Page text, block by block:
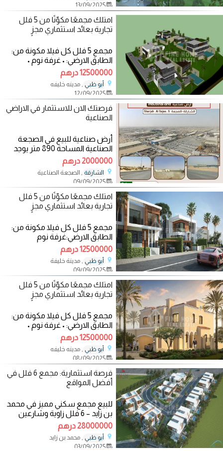
13/09/2025
امتلك مجمعًا مكوّنًا من 5 فلل
تجارية بعائد استثماري مجزٍ
مجمع 5 فلل كل فيلا مكونة من:
الطابق الارضي: • غرفة نوم •
مجلسين • صالة طعام • صالة
12500000 درهم
أبو ظبي , مدينه خليفه
12/09/2025
فرصتك الان للاستثمار في الاراضي
الصناعية
أرض صناعية للبيع في الصجعة
الصناعية المساحة 890 متر يوجد
بها غرفتين وحمام ومطبخ
وانترلوك كامل
2000000 درهم
الشارقة , الصجعة الصناعية
09/09/2025
امتلك مجمعًا مكوّنًا من 5 فلل
تجارية بعائد استثماري مجزٍ
مجمع 5 فلل كل فيلا مكونة من:
الطابق الارضي:غرفة نوم
•مجلسين•صالة طعام •صالة
جلوس •مطبخ •حمامين
12500000 درهم
أبو ظبي , مدينة خليفة
09/09/2025
امتلك مجمعًا مكوّنًا من 5 فلل
تجارية بعائد استثماري مجزٍ
مجمع 5 فلل كل فيلا مكونة من:
الطابق الارضي: • غرفة نوم •
مجلسين • صالة طعام • صالة
12500000 درهم
أبو ظبي , مدينه خليفه
08/09/2025
فرصة استثمارية: مجمع 6 فلل في
أفضل المواقع
للبيع مجمع سكني مميز في محمد
بن زايد – 6 فلل زاوية وشارعين
المرجع: CD820032
28000000 درهم
أبو ظبي , محمد بن زايد
03/09/2025